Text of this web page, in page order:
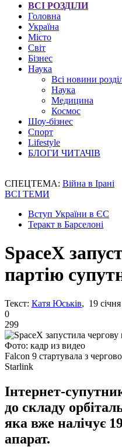
ВСІ РОЗДІЛИ
Головна
Україна
Місто
Світ
Бізнес
Наука
Всі новини
Наука
Медицина
Космос
Шоу-бізнес
Спорт
Lifestyle
БЛОГИ ЧИТАЧІВ
СПЕЦТЕМА: Війна в Ірані
ВСІ ТЕМИ
Вступ України в ЄС
Теракт в Барселоні
SpaceX
партію
Текст: Катя Юськів, 19
0
299
Фото: кадр из видео
Falcon 9 стартувала з
Starlink
Інтернет-
до складу
яка вже налічує
апарат.